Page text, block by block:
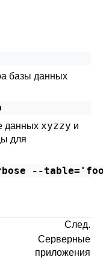
базы данных
данных xyzzy и
для
--
След.
Серверные
приложения